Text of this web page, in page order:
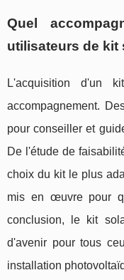
Quel
utilisateurs de kit
L'acquisition d'un
accompagnement.
pour conseiller et
De l'étude de
choix du kit le plus
mis en œuvre pour
conclusion, le kit
d'avenir pour tous
installation